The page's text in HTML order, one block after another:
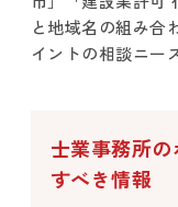
と地域名の組み合
イントの相談ニー
士業事務所
すべき情報